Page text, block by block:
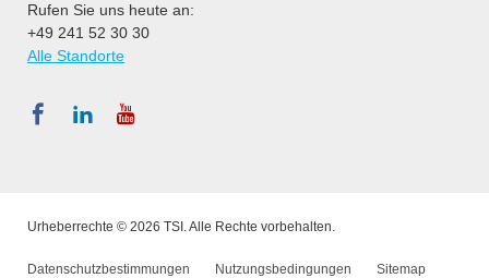
Rufen Sie uns heute an:
+49 241 52 30 30
Alle Standorte
Urheberrechte © 2026 TSI. Alle Rechte vorbehalten.
Datenschutzbestimmungen Nutzungsbedingungen Sitemap